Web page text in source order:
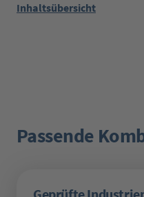
Inhaltsübersicht
Produktgalerie überspringen
Passende